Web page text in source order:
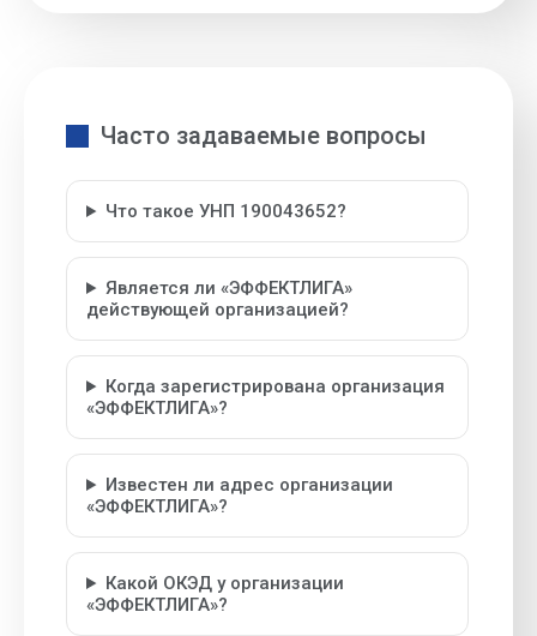
Часто задаваемые вопросы
Что такое УНП 190043652?
Является ли «ЭФФЕКТЛИГА»
действующей организацией?
Когда зарегистрирована организация
«ЭФФЕКТЛИГА»?
Известен ли адрес организации
«ЭФФЕКТЛИГА»?
Какой ОКЭД у организации
«ЭФФЕКТЛИГА»?